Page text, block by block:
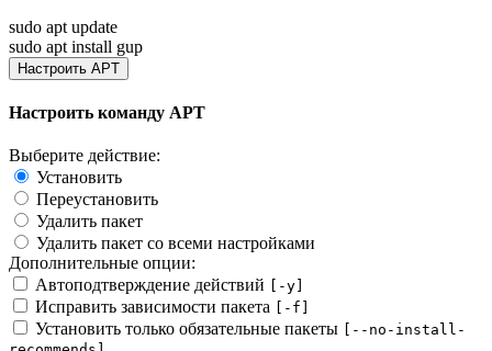
sudo apt update
sudo apt install gup
Настроить APT
Настроить команду APT
Выберите действие:
Установить
Переустановить
Удалить пакет
Удалить пакет со всеми настройками
Дополнительные опции:
Автоподтверждение действий
[-y]
Исправить зависимости пакета [-f]
Установить только обязательные пакеты
[--no-install-